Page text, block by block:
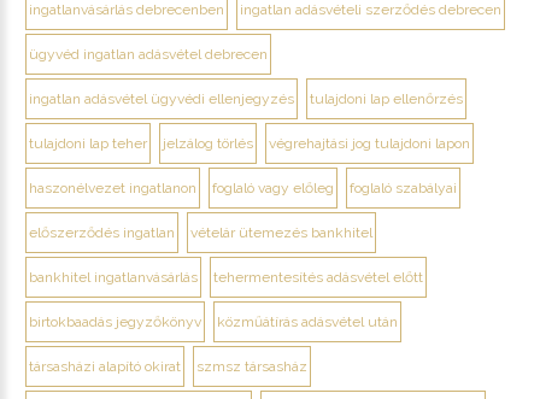
ingatlanvásárlás debrecenben ingatlan adásvételi szerződés debrecen
ügyvéd ingatlan adásvétel debrecen
ingatlan adásvétel ügyvédi ellenjegyzés tulajdoni lap ellenőrzés
tulajdoni lap teher jelzálog törlés végrehajtási jog tulajdoni lapon
haszonélvezet ingatlanon foglaló vagy előleg foglaló szabályai
előszerződés ingatlan vételár ütemezés bankhitel
bankhitel ingatlanvásárlás tehermentesítés adásvétel előtt
birtokbaadás jegyzőkönyv közműátírás adásvétel után
társasházi alapító okirat szmsz társasház